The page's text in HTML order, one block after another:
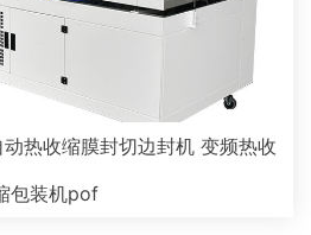
热收缩膜封切边封机 变频热收
包装机pof